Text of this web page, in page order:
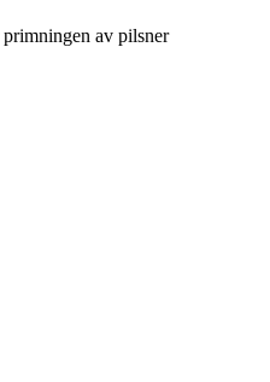
av pilsner